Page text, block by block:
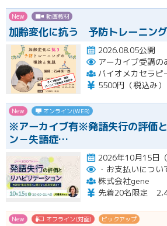
New 動画教材
加齢変化に抗う 予防トレーニン
2026.08.05公開
バイオメカセラピ
5500円（税込み）
New オンライン(WEB)
※アーカイブ有※発語失行の評価
ン－失語症…
・お支払いについ
株式会社gene
New オフライン(対面) ピックアップ